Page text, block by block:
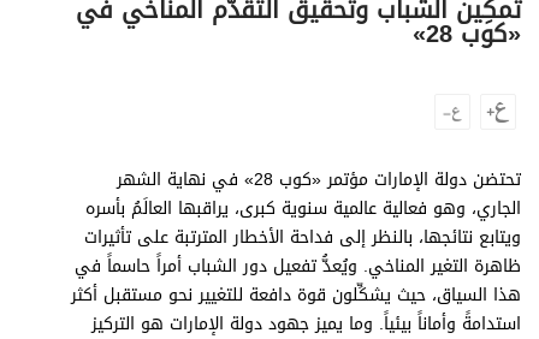
تغطيات
بودكاست
إنفوجراف
قصة صورة
تمكِين الشباب وتحقيق التقدُّم المناخي في
«كوب 28»
تحتضن دولة الإمارات مؤتمر «كوب 28» في نهاية الشهر
الجاري، وهو فعالية عالمية سنوية كبرى، يراقبها العالَمُ بأسره
ويتابع نتائجها، بالنظر إلى فداحة الأخطار المترتبة على تأثيرات
ظاهرة التغير المناخي. ويُعدُّ تفعيل دور الشباب أمراً حاسماً في
هذا السياق، حيث يشكِّلون قوة دافعة للتغيير نحو مستقبل أكثر
استدامةً وأماناً بيئياً. وما يميز جهود دولة الإمارات هو التركيز